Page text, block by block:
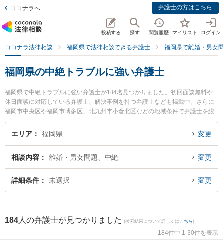
ココナラへ 弁護士の方はこちら
投稿する 探す 閲覧履歴 マイリスト ログイン
ココナラ法律相談 福岡県で法律相談できる弁護士 福岡県で離婚・男女
福岡県の中絶トラブルに強い弁護士
福岡県で中絶トラブルに強い弁護士が184名見つかりました。初回面談無料や
休日面談に対応している弁護士、解決事例を持つ弁護士なども掲載中。さらに
福岡市中央区や福岡市博多区、北九州市小倉北区などの地域条件で弁護士を絞
り込めます。離婚・男女問題に関係する財産分与や養育費、親権等の細かな分
野での絞り込み検索もでき便利です。特に清風法律事務所の祖父江 弘美弁護士
されています。『福岡県で土日や夜間に発生した中絶トラブルのトラブルを今
すぐに弁護士に相談したい』『中絶トラブルのトラブル解決の実績豊富な近く
の弁護士を検索したい』『初回相談無料で中絶トラブルを法律相談できる福岡
エリア 福岡県 変更
相談内容 離婚・男女問題、中絶 変更
詳細条件 未選択 変更
184 人の弁護士が見つかりました (検索結果について詳しくは こちら)
184件中 1-30件を表示